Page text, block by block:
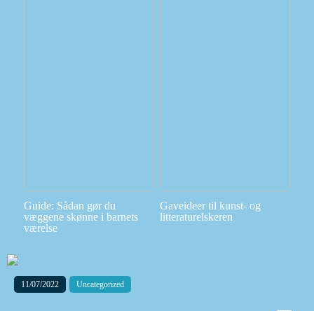
Guide: Sådan gør du
væggene skønne i barnets
værelse
Gaveideer til kunst- og
litteraturelskeren
11/07/2022 Uncategorized